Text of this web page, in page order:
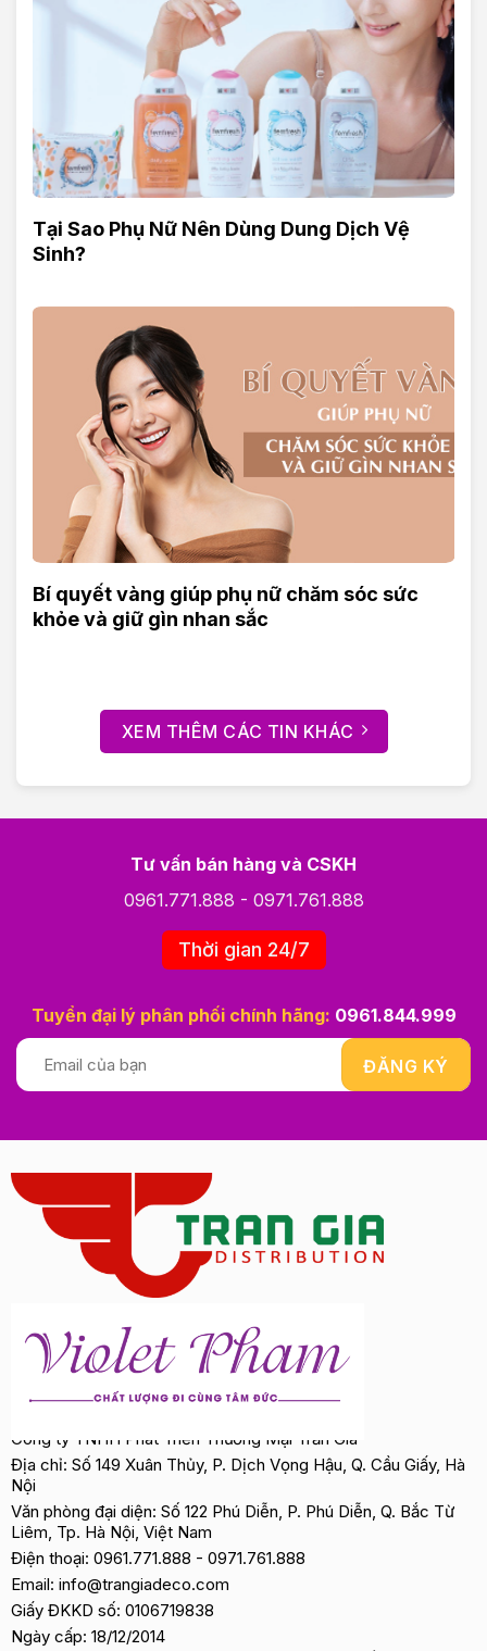
Tại Sao Phụ Nữ Nên Dùng Dung Dịch Vệ
Sinh?
Bí quyết vàng giúp phụ nữ chăm sóc sức
khỏe và giữ gìn nhan sắc
XEM THÊM CÁC TIN KHÁC
Tư vấn bán hàng và CSKH
0961.771.888 - 0971.761.888
Thời gian 24/7
Tuyển đại lý phân phối chính hãng: 0961.844.999
Công ty TNHH Phát Triển Thương Mại Trần Gia
Địa chỉ: Số 149 Xuân Thủy, P. Dịch Vọng Hậu, Q. Cầu Giấy, Hà
Nội
Văn phòng đại diện: Số 122 Phú Diễn, P. Phú Diễn, Q. Bắc Từ
Liêm, Tp. Hà Nội, Việt Nam
Điện thoại: 0961.771.888 - 0971.761.888
Email: info@trangiadeco.com
Giấy ĐKKD số: 0106719838
Ngày cấp: 18/12/2014